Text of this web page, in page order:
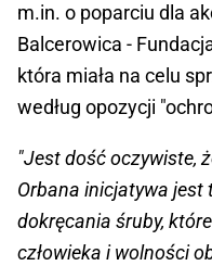
m.in. o poparciu dla
Balcerowica -
która miała na celu
według opozycji
"Jest dość oczywiste,
Orbana inicjatywa jest
dokręcania śruby,
człowieka i wolności